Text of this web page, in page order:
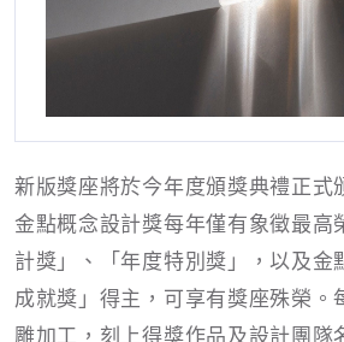
新版獎座將於今年度頒獎典禮正式
金點概念設計獎每年僅有象徵最高
計獎」、「年度特別獎」，以及金
成就獎」得主，可享有獎座殊榮。
雕加工，刻上得獎作品及設計團隊